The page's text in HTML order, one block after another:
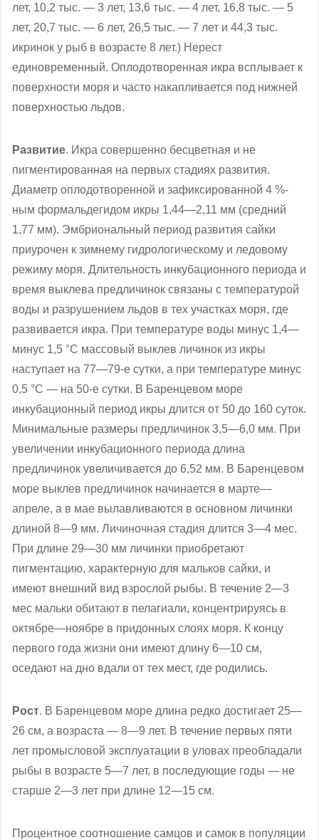
лет, 10,2 тыс. — 3 лет, 13,6 тыс. — 4 лет, 16,8 тыс. — 5
лет, 20,7 тыс. — 6 лет, 26,5 тыс. — 7 лет и 44,3 тыс.
икринок у рыб в возрасте 8 лет.) Нерест
единовременный. Оплодотворенная икра всплывает к
поверхности моря и часто накапливается под нижней
поверхностью льдов.
Развитие. Икра совершенно бесцветная и не
пигментированная на первых стадиях развития.
Диаметр оплодотворенной и зафиксированной 4 %-
ным формальдегидом икры 1,44—2,11 мм (средний
1,77 мм). Эмбриональный период развития сайки
приурочен к зимнему гидрологическому и ледовому
режиму моря. Длительность инкубационного периода и
время выклева предличинок связаны с температурой
воды и разрушением льдов в тех участках моря, где
развивается икра. При температуре воды минус 1,4—
минус 1,5 °C массовый выклев личинок из икры
наступает на 77—79-е сутки, а при температуре минус
0,5 °C — на 50-е сутки. В Баренцевом море
инкубационный период икры длится от 50 до 160 суток.
Минимальные размеры предличинок 3,5—6,0 мм. При
увеличении инкубационного периода длина
предличинок увеличивается до 6,52 мм. В Баренцевом
море выклев предличинок начинается в марте—
апреле, а в мае вылавливаются в основном личинки
длиной 8—9 мм. Личиночная стадия длится 3—4 мес.
При длине 29—30 мм личинки приобретают
пигментацию, характерную для мальков сайки, и
имеют внешний вид взрослой рыбы. В течение 2—3
мес мальки обитают в пелагиали, концентрируясь в
октябре—ноябре в придонных слоях моря. К концу
первого года жизни они имеют длину 6—10 см,
оседают на дно вдали от тех мест, где родились.
Рост. В Баренцевом море длина редко достигает 25—
26 см, а возраста — 8—9 лет. В течение первых пяти
лет промысловой эксплуатации в уловах преобладали
рыбы в возрасте 5—7 лет, в последующие годы — не
старше 2—3 лет при длине 12—15 см.
Процентное соотношение самцов и самок в популяции